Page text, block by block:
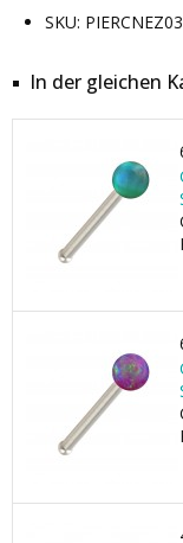
SKU:
In der gleichen